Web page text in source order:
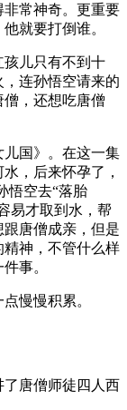
常神奇。更重要
就要打倒谁。
儿只有不到十
连孙悟空请来的
，还想吃唐僧
国》。在这一集
，后来怀孕了，
悟空去“落胎
易才取到水，帮
唐僧成亲，但是
精神，不管什么样
事。
慢慢积累。
唐僧师徒四人西